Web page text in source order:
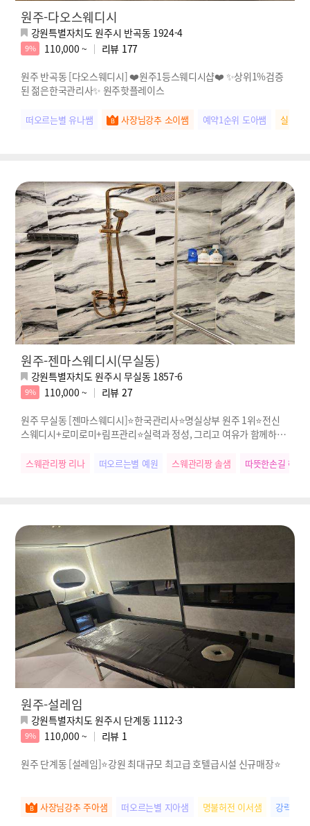
원주-다오스웨디시
강원특별자치도 원주시 반곡동 1924-4
9% 110,000 ~ 리뷰 177
원주 반곡동 [다오스웨디시] ❤️원주1등스웨디시샵❤️ ✨상위1%검증
된 젊은한국관리사✨ 원주핫플레이스
떠오르는별 유나쌤 사장님강추 소이쌤 예약1순위 도아쌤 실장님
원주-젠마스웨디시(무실동)
강원특별자치도 원주시 무실동 1857-6
9% 110,000 ~ 리뷰 27
원주 무실동 [젠마스웨디시]⭐한국관리사⭐명실상부 원주 1위⭐전신
스웨디시+로미로미+림프관리⭐실력과 정성, 그리고 여유가 함께하는
스웨관리짱 리나 떠오르는별 예원 스웨관리짱 솔샘 따뜻한손길 혜나
원주-설레임
강원특별자치도 원주시 단계동 1112-3
9% 110,000 ~ 리뷰 1
원주 단계동 [설레임]⭐강원 최대규모 최고급 호텔급시설 신규매장⭐
사장님강추 주아샘 떠오르는별 지아샘 명불허전 이서샘 강력추